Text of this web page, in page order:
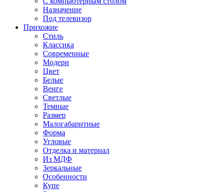
Назначение
Под телевизор
Прихожие
Стиль
Классика
Современные
Модерн
Цвет
Белые
Венге
Светлые
Темные
Размер
Малогабаритные
Форма
Угловые
Отделка и материал
Из МДФ
Зеркальные
Особенности
Купе